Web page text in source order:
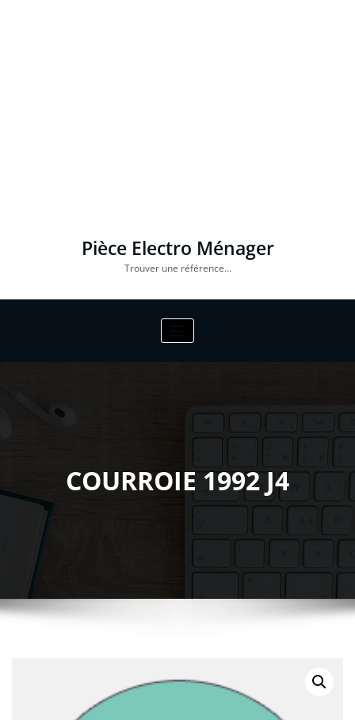
Pièce Electro Ménager
Trouver une référence…
COURROIE 1992 J4